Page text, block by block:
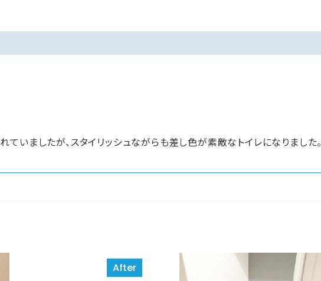
いましたが、スタイリッシュながらも差し色が素敵なトイレになりました。